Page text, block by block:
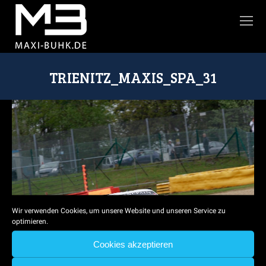
Wir verwenden Cookies, um unsere Website und unseren Service zu
optimieren.
Cookies akzeptieren
TRIENITZ_MAXIS_SPA_31